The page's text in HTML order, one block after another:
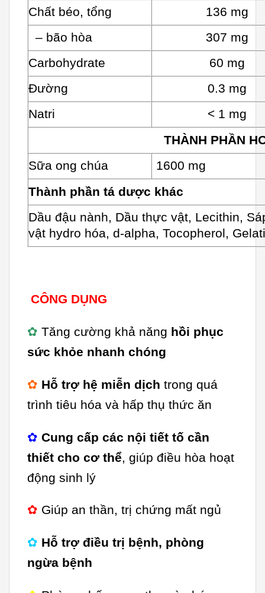
Chất béo, tổng
136 mg
– bão hòa
307 mg
Carbohydrate
60 mg
Đường
0.3 mg
Natri
< 1 mg
THÀNH PHẦN
Sữa ong chúa
1600 mg
Thành phần tá dược khác
Dầu đậu nành, Dầu thực vật, Lecithin,
vật hydro hóa, d-alpha, Tocopherol,
CÔNG DỤNG
✿ Tăng cường khả năng hồi phục
sức khỏe nhanh chóng
✿ Hỗ trợ hệ miễn dịch trong quá
trình tiêu hóa và hấp thụ thức ăn
✿ Cung cấp các nội tiết tố cần
thiết cho cơ thể, giúp điều hòa hoạt
động sinh lý
✿ Giúp an thần, trị chứng mất ngủ
✿ Hỗ trợ điều trị bệnh, phòng
ngừa bệnh